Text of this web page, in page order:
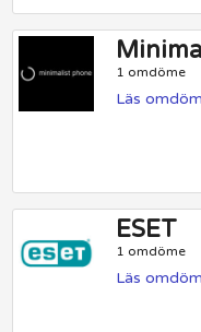
1 omdöme
Läs
ESET
1 omdöme
Läs